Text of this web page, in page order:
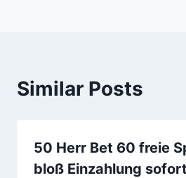
Similar Posts
50 Herr Bet 60 freie
bloß Einzahlung